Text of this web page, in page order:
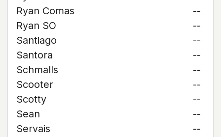
Ryan Comas
--
Ryan SO
--
Santiago
--
Santora
--
Schmalls
--
Scooter
--
Scotty
--
Sean
--
Servais
--